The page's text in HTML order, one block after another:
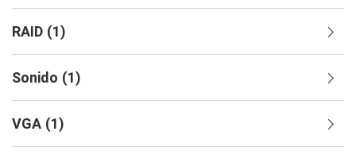
RAID (1)
Sonido (1)
VGA (1)